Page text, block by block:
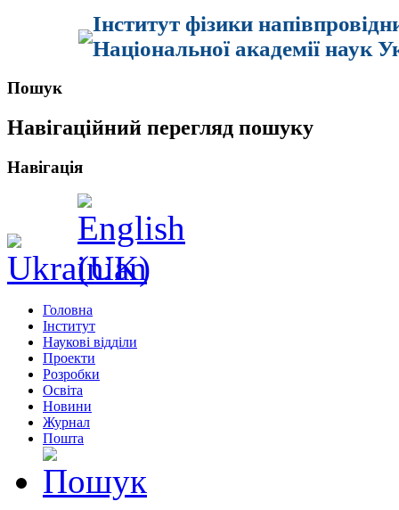
Інститут фізики
Національної академії наук
Пошук
Навігаційний перегляд пошуку
Навігація
Головна
Інститут
Наукові відділи
Проекти
Розробки
Освіта
Новини
Журнал
Пошта